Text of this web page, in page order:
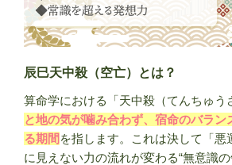
向
や
相
性
解
説
｜
辰巳天中殺（空亡）とは？
算命学における「天中殺（てんちゅう
と地の気が噛み合わず、宿命のバラン
る期間 を指します。これは決して「悪
に見えない力の流れが変わる“無意識